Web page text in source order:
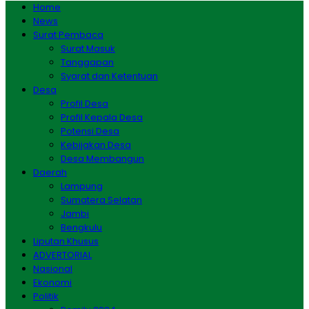
Home
News
Surat Pembaca
Surat Masuk
Tanggapan
Syarat dan Ketentuan
Desa
Profil Desa
Profil Kepala Desa
Potensi Desa
Kebijakan Desa
Desa Membangun
Daerah
Lampung
Sumatera Selatan
Jambi
Bengkulu
Liputan Khusus
ADVERTORIAL
Nasional
Ekonomi
Politik